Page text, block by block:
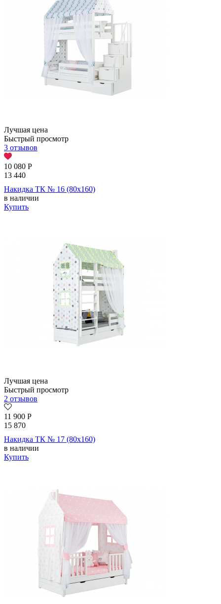
Лучшая цена
Быстрый просмотр
3 отзывов
10 080 Р
13 440
Накидка ТК № 16 (80х160)
в наличии
Купить
Лучшая цена
Быстрый просмотр
2 отзывов
11 900 Р
15 870
Накидка ТК № 17 (80х160)
в наличии
Купить